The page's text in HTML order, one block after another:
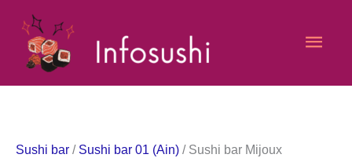
contenu
Sushi bar / Sushi bar 01 (Ain) / Sushi bar Mijoux